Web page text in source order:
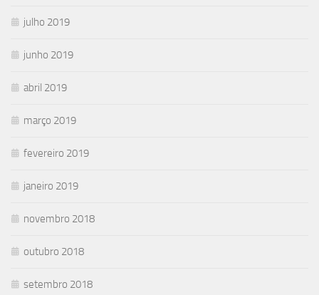
julho 2019
junho 2019
abril 2019
março 2019
fevereiro 2019
janeiro 2019
novembro 2018
outubro 2018
setembro 2018